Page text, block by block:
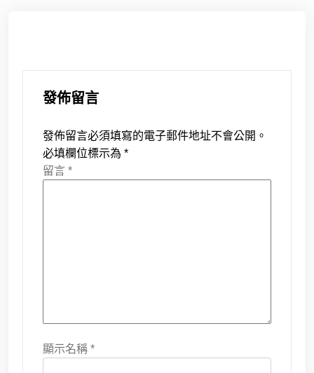
發佈留言
發佈留言必須填寫的電子郵件地址不會公開。
必填欄位標示為 *
留言 *
顯示名稱 *